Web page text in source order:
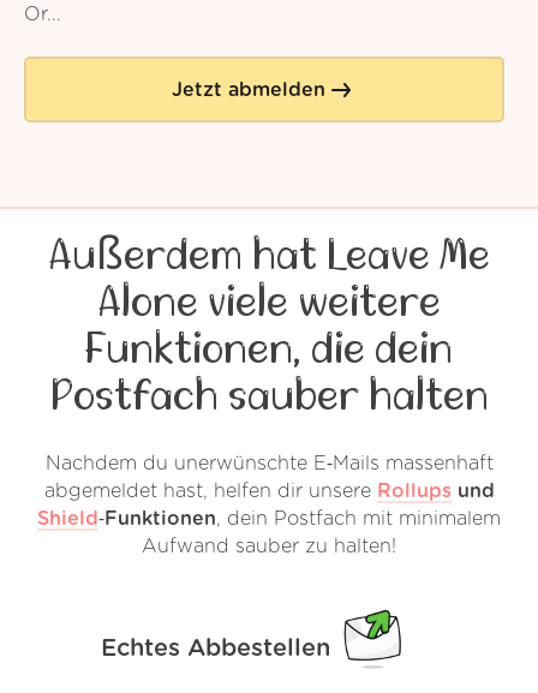
Or...
Jetzt abmelden
Außerdem hat Leave Me
Alone viele weitere
Funktionen, die dein
Postfach sauber halten
Nachdem du unerwünschte E‑Mails massenhaft
abgemeldet hast, helfen dir unsere Rollupsund
Shield‑Funktionen, dein Postfach mit minimalem
Aufwand sauber zu halten!
Echtes Abbestellen